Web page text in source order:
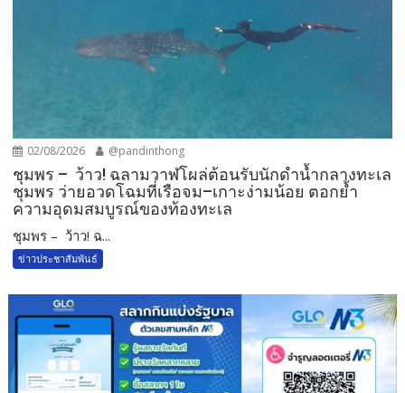
02/08/2026 @pandinthong
ชุมพร – ว้าว! ฉลามวาฬโผล่ต้อนรับนักดำน้ำกลางทะเล
ชุมพร ว่ายอวดโฉมที่เรือจม–เกาะง่ามน้อย ตอกย้ำ
ความอุดมสมบูรณ์ของท้องทะเล
ชุมพร – ว้าว! ฉ...
ข่าวประชาสัมพันธ์